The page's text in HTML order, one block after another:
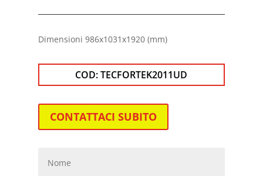
Dimensioni 986x1031x1920 (mm)
COD:TECFORTEK2011UD
CONTATTACI SUBITO